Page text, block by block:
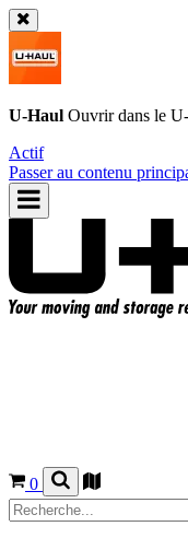
U-Haul Ouvrir dans le
Actif
Passer au contenu
0